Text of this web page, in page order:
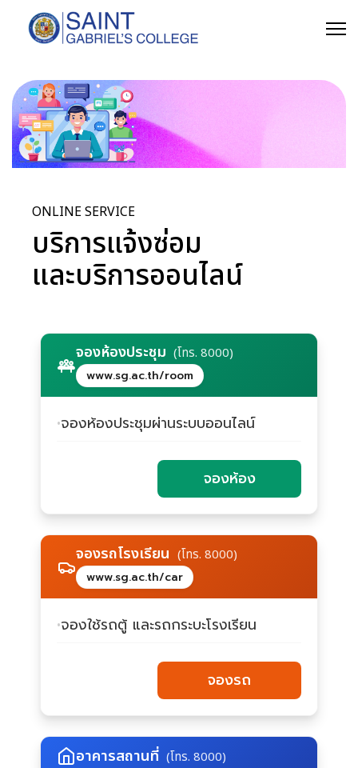
ONLINE SERVICE
บริการแจ้งซ่อม
และบริการออนไลน์
จองห้องประชุม (โทร. 8000)
www.sg.ac.th/room
จองห้องประชุมผ่านระบบออนไลน์
จองห้อง
จองรถโรงเรียน (โทร. 8000)
www.sg.ac.th/car
จองใช้รถตู้ และรถกระบะโรงเรียน
จองรถ
อาคารสถานที่ (โทร. 8000)